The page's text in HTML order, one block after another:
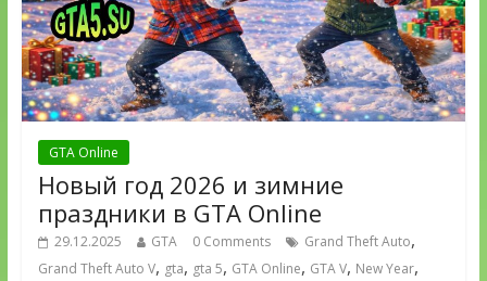
GTA Online
Новый год 2026 и зимние
праздники в GTA Online
29.12.2025 GTA 0 Comments Grand Theft Auto,
Grand Theft Auto V, gta, gta 5, GTA Online, GTA V, New Year,